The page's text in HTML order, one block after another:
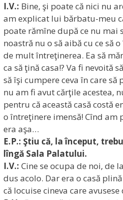
I.V.: Bine, şi poate că nici nu
am explicat lui bărbatu-meu
poate rămîne după ce nu mai
noastră nu o să aibă cu ce să
de mult întreţinerea. Ea să
ca să ţină casa!? Va fi nevoită
să îşi cumpere ceva în care să
nu am fi avut cărţile acestea,
pentru că această casă costă
o întreţinere imensă! Cînd am
era aşa…
E.P.: Ştiu că, la început,
lîngă Sala Palatului.
I.V.: Cine se ocupa de noi, de
dus acolo. Dar era o casă
că locuise cineva care